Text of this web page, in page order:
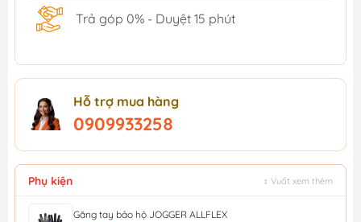
Trả góp 0% - Duyệt 15 phút
Hỗ trợ mua hàng
0909933258
Phụ kiện ↕ Vuốt xem thêm
Găng tay bảo hộ JOGGER ALLFLEX